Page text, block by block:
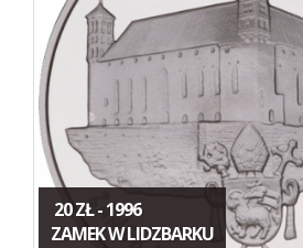
20 ZŁ - 1996
ZAMEK W LIDZBARKU